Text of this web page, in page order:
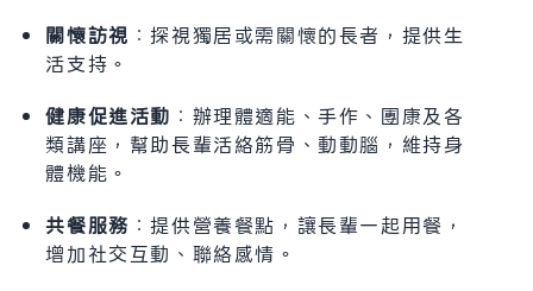
關懷訪視 ：探視獨居或需關懷的長者，提供生
活支持。
健康促進活動 ：辦理體適能、手作、團康及各
類講座，幫助長輩活絡筋骨、動動腦，維持身
體機能。
共餐服務 ：提供營養餐點，讓長輩一起用餐，
增加社交互動、聯絡感情。